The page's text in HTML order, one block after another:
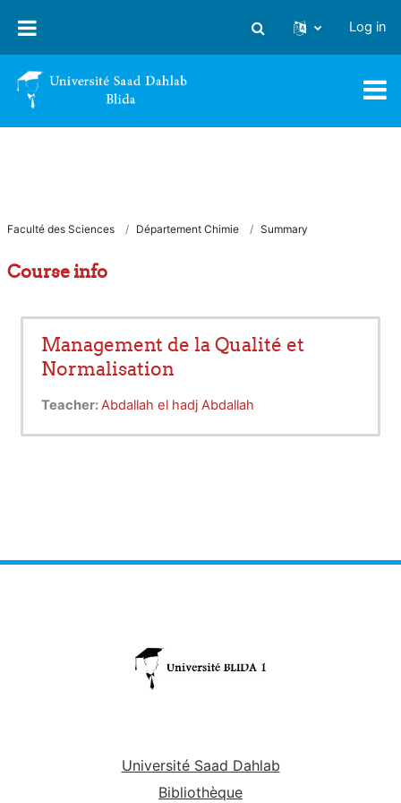
Toggle search input
Log in
Faculté des Sciences Département Chimie Summary
Course info
Management de la Qualité et
Normalisation
Teacher: Abdallah el hadj Abdallah
Université Saad Dahlab
Bibliothèque